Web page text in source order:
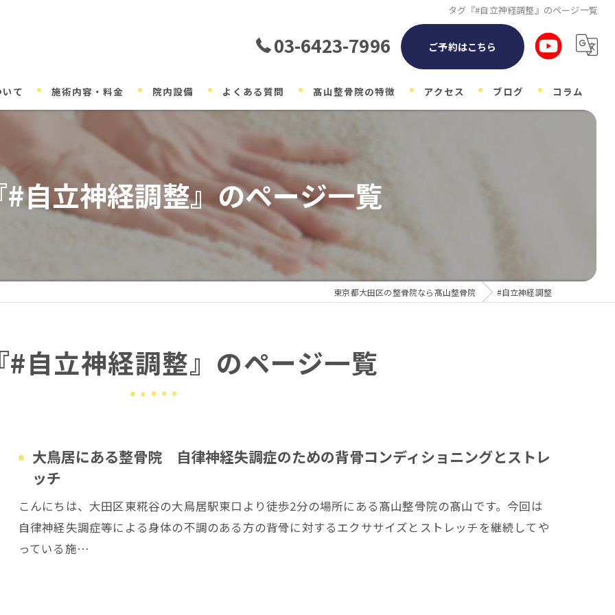
タグ『#自立神経調整』のページ一覧
03-6423-7996 ご予約はこちら
て 施術内容・料金 院内設備 よくある質問 髙山整骨院の特徴
子ども
マタニティ
肩こり
アクセス ブログ コラム
自立神経調整』のページ一覧
東京都大田区の整骨院なら髙山整骨院 #自立神経調整
#自立神経調整』のページ一覧
大鳥居にある整骨院 自律神経失調症のための背骨コンディショニングとストレ
ッチ
こんにちは、大田区東糀谷の大鳥居駅東口より徒歩2分の場所にある髙山整骨院の髙山です。今回は
自律神経失調症等による身体の不調のある方の背骨に対するエクササイズとストレッチを継続してや
っている施…